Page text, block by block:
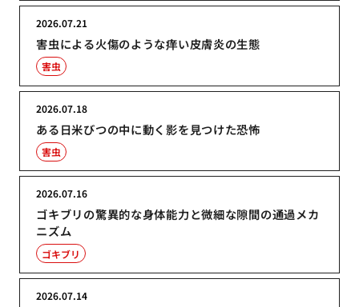
害虫による火傷のような痒い皮膚炎の生態
2026.07.21
害虫
ある日米びつの中に動く影を見つけた恐怖
2026.07.18
害虫
ゴキブリの驚異的な身体能力と微細な隙間の通過メカ
ニズム
2026.07.16
ゴキブリ
2026.07.14